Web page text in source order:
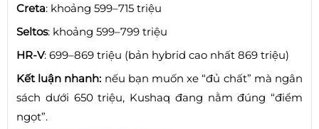
Creta: khoảng 599–715 triệu
Seltos: khoảng 599–799 triệu
HR-V: 699–869 triệu (bản hybrid cao nhất 869 triệu)
Kết luận nhanh: nếu bạn muốn xe “đủ chất” mà ngân
sách dưới 650 triệu, Kushaq đang nằm đúng “điểm
ngọt”.